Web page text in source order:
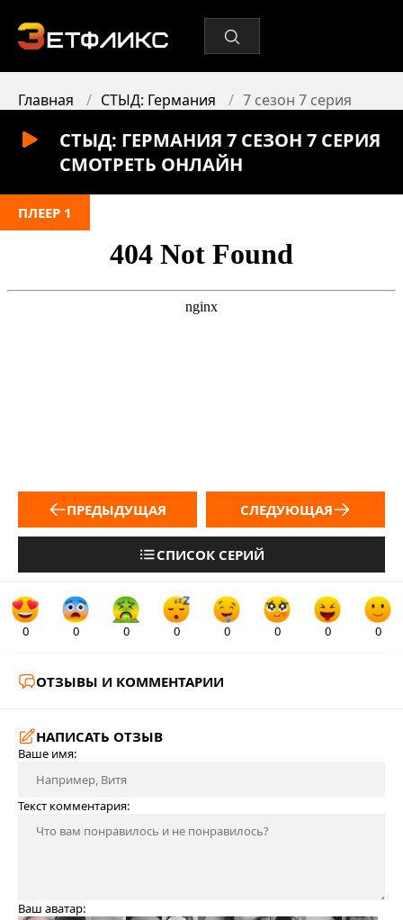
Главная СТЫД: Германия 7 сезон 7 серия
СТЫД: ГЕРМАНИЯ 7 СЕЗОН 7 СЕРИЯ
СМОТРЕТЬ ОНЛАЙН
ПЛЕЕР 1
ПРЕДЫДУЩАЯ
СПИСОК СЕРИЙ
СЛЕДУЮЩАЯ
0 0 0 0 0 0 0 0
ОТЗЫВЫ И КОММЕНТАРИИ
НАПИСАТЬ ОТЗЫВ
Ваше имя:
Текст комментария:
Ваш аватар: